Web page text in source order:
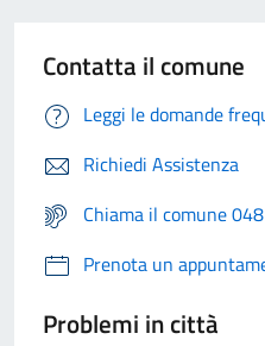
Contatta il comune
Leggi le domande
Richiedi Assistenza
Chiama il comune
Prenota un
Problemi in città